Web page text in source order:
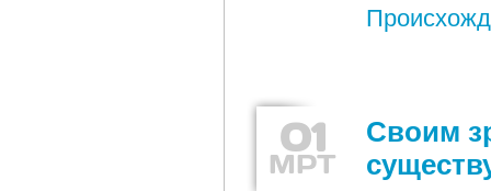
01
МРТ
Своим